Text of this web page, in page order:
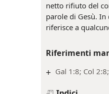
netto rifiuto del
parole di Gesù.
riferisce a
Riferimenti
+ Gal 1:8; Col